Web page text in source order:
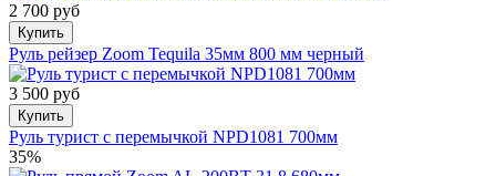
2 700 руб
Купить
Руль рейзер Zoom Tequila 35мм 800 мм черный
3 500 руб
Купить
Руль турист с перемычкой NPD1081 700мм
35%